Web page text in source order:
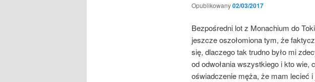
Opublikowany02/03/2017
Bezpośredni lot z Monachium do
jeszcze oszołomiona tym, że
się, dlaczego tak trudno było mi
od odwołania wszystkiego i kto wie,
oświadczenie męża, że mam lecieć